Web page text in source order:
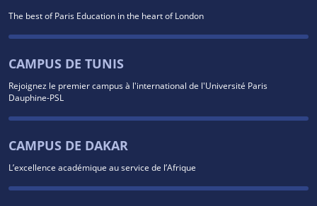
The best of Paris Education in the heart of London
CAMPUS DE TUNIS
Rejoignez le premier campus à l'international de l'Université Paris
Dauphine-PSL
CAMPUS DE DAKAR
L’excellence académique au service de l’Afrique